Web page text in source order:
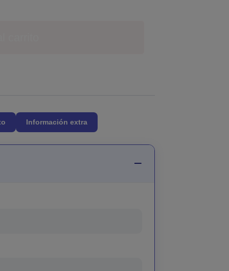
Información extra